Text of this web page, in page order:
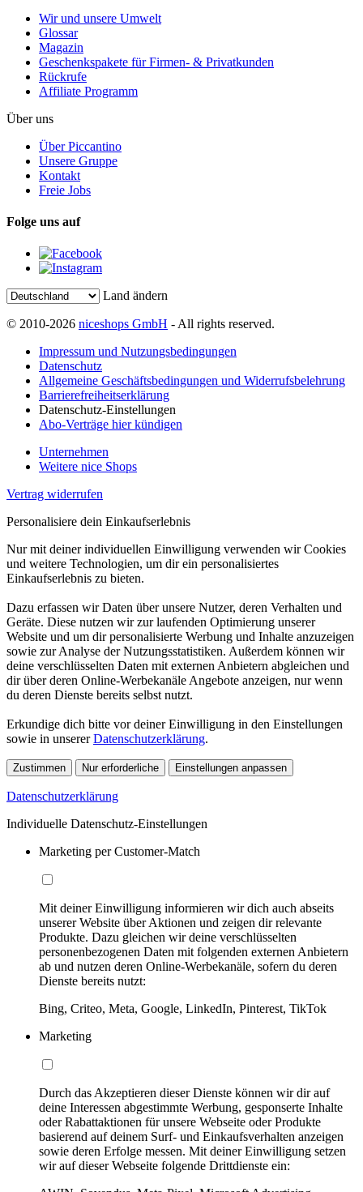
Wir und unsere Umwelt
Glossar
Magazin
Geschenkspakete für Firmen- & Privatkunden
Rückrufe
Affiliate Programm
Über uns
Über Piccantino
Unsere Gruppe
Kontakt
Freie Jobs
Folge uns auf
Land ändern
© 2010-2026 niceshops GmbH - All rights reserved.
Impressum und Nutzungsbedingungen
Datenschutz
Allgemeine Geschäftsbedingungen und Widerrufsbelehrung
Barrierefreiheitserklärung
Datenschutz-Einstellungen
Abo-Verträge hier kündigen
Unternehmen
Weitere nice Shops
Vertrag widerrufen
Personalisiere dein Einkaufserlebnis
Nur mit deiner individuellen Einwilligung verwenden wir Cookies
und weitere Technologien, um dir ein personalisiertes
Einkaufserlebnis zu bieten.
Dazu erfassen wir Daten über unsere Nutzer, deren Verhalten und
Geräte. Diese nutzen wir zur laufenden Optimierung unserer
Website und um dir personalisierte Werbung und Inhalte anzuzeigen
sowie zur Analyse der Nutzungsstatistiken. Außerdem können wir
deine verschlüsselten Daten mit externen Anbietern abgleichen und
dir über deren Online-Werbekanäle Angebote anzeigen, nur wenn
du deren Dienste bereits selbst nutzt.
Erkundige dich bitte vor deiner Einwilligung in den Einstellungen
sowie in unsererDatenschutzerklärung.
Zustimmen Nur erforderliche Einstellungen anpassen
Datenschutzerklärung
Individuelle Datenschutz-Einstellungen
Marketing per Customer-Match
Mit deiner Einwilligung informieren wir dich auch abseits
unserer Website über Aktionen und zeigen dir relevante
Produkte. Dazu gleichen wir deine verschlüsselten
personenbezogenen Daten mit folgenden externen Anbietern
ab und nutzen deren Online-Werbekanäle, sofern du deren
Dienste bereits nutzt:
Bing, Criteo, Meta, Google, LinkedIn, Pinterest, TikTok
Marketing
Durch das Akzeptieren dieser Dienste können wir dir auf
deine Interessen abgestimmte Werbung, gesponserte Inhalte
oder Rabattaktionen für unsere Webseite oder Produkte
basierend auf deinem Surf- und Einkaufsverhalten anzeigen
sowie deren Erfolge messen. Mit deiner Einwilligung setzen
wir auf dieser Webseite folgende Drittdienste ein: